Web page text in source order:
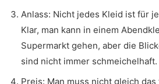
Anlass: Nicht jedes Kleid ist für
Klar, man kann in einem
Supermarkt gehen, aber die
sind nicht immer schmeichelhaft.
Preis: Man muss nicht gleich